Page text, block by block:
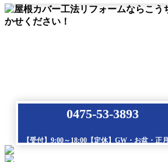
0475-53-3893
【受付】9:00～18:00【定休】GW・お盆・正月